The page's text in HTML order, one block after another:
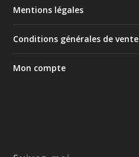
Mentions légales
Conditions générales de vente
Mon compte